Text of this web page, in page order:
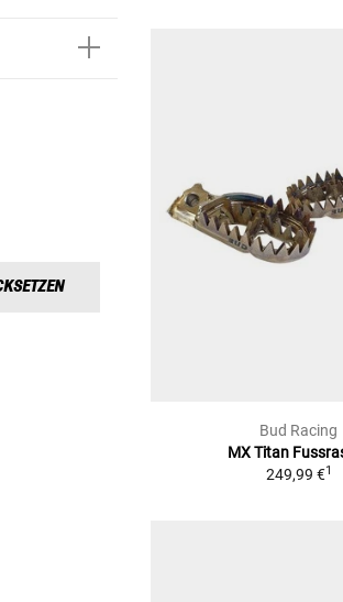
Bud Racing
MX Titan
249,99 €1